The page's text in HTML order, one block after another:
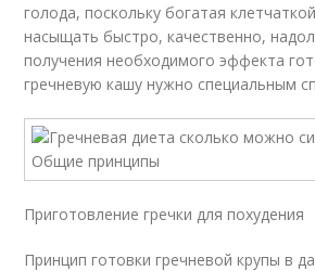
голода, поскольку богатая
насыщать быстро, качественно,
получения необходимого эффекта
гречневую кашу нужно специальным
Приготовление гречки для похудения
Принцип готовки гречневой крупы в